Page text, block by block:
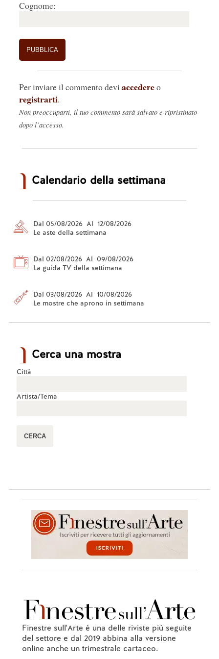
risultato i testi in cui quella frase è presente.
Compimenti per il sito
Treviso
Rispondi
Cognome:
Per inviare il commento devi accedereo
registrarti.
Non preoccuparti, il tuo commento sarà salvato e ripristinato
dopo l’accesso.
Calendario della settimana
Dal 05/08/2026 Al 12/08/2026
Le aste della settimana
Dal 02/08/2026 Al 09/08/2026
La guida TV della settimana
Dal 03/08/2026 Al 10/08/2026
Le mostre che aprono in settimana
Cerca una mostra
Città
Artista/Tema
Finestre sull'Arte è una delle riviste più seguite
del settore e dal 2019 abbina alla versione
online anche un trimestrale cartaceo.